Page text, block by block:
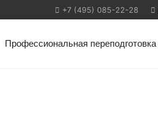
+7 (495) 085-22-28
Профессиональная переподготовка